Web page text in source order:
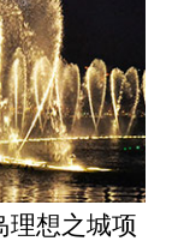
理想之城项